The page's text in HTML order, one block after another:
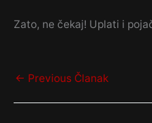
Zato, ne čekaj! Uplati i
← Previous Članak